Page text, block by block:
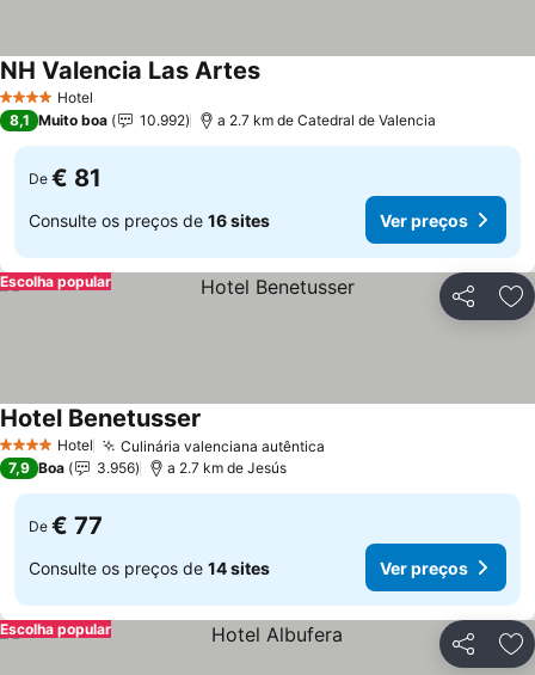
4 EstrelasHotel
NH Valencia Las Artes
8,1 Muito boa 10.992 a 2.7 km de Catedral de Valencia
De € 81
Consulte os preços de 16 sites Ver preços
Partilhar
Escolha popular
4 EstrelasHotel Culinária valenciana autêntica
Hotel Benetusser
7,9 Boa 3.956 a 2.7 km de Jesús
De € 77
Consulte os preços de 14 sites Ver preços
Partilhar
Escolha popular